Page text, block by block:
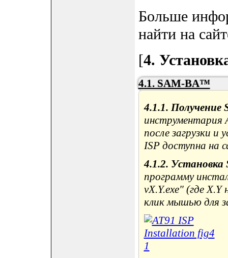
Больше
найти на
[4.
4.1. SAM-BA™
4.1.1. Получение
инструментария
после загрузки и
ISP доступна на
4.1.2. Установка
программу
vX.Y.exe" (где
клик мышью для